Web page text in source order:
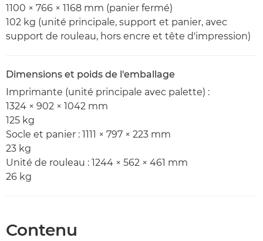
1100 × 766 × 1168 mm (panier fermé)
102 kg (unité principale, support et panier, avec
support de rouleau, hors encre et tête d'impression)
Dimensions et poids de l'emballage
Imprimante (unité principale avec palette) :
1324 × 902 × 1042 mm
125 kg
Socle et panier : 1111 × 797 × 223 mm
23 kg
Unité de rouleau : 1244 × 562 × 461 mm
26 kg
Contenu